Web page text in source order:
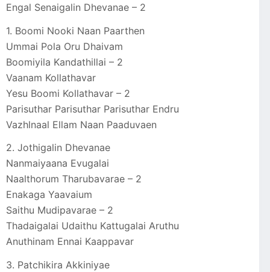
Engal Senaigalin Dhevanae – 2
1. Boomi Nooki Naan Paarthen
Ummai Pola Oru Dhaivam
Boomiyila Kandathillai – 2
Vaanam Kollathavar
Yesu Boomi Kollathavar – 2
Parisuthar Parisuthar Parisuthar Endru
Vazhlnaal Ellam Naan Paaduvaen
2. Jothigalin Dhevanae
Nanmaiyaana Evugalai
Naalthorum Tharubavarae – 2
Enakaga Yaavaium
Saithu Mudipavarae – 2
Thadaigalai Udaithu Kattugalai Aruthu
Anuthinam Ennai Kaappavar
3. Patchikira Akkiniyae